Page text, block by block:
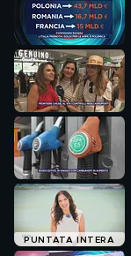
PUNTATA INTERA